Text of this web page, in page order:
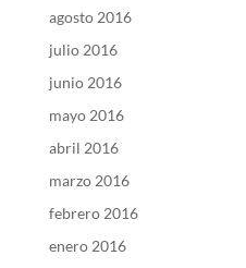
agosto 2016
julio 2016
junio 2016
mayo 2016
abril 2016
marzo 2016
febrero 2016
enero 2016